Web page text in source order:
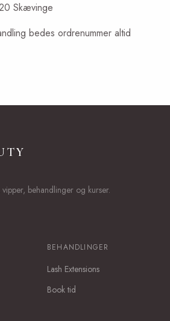
Skævinge
bedes ordrenummer altid
behandlinger og kurser.
BEHANDLINGER
Lash Extensions
Book tid